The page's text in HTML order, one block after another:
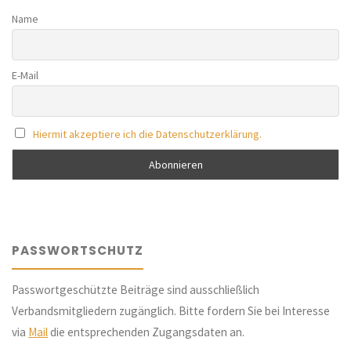
Name
E-Mail
Hiermit akzeptiere ich die Datenschutzerklärung.
PASSWORTSCHUTZ
Passwortgeschützte Beiträge sind ausschließlich
Verbandsmitgliedern zugänglich. Bitte fordern Sie bei Interesse
via Maildie entsprechenden Zugangsdaten an.